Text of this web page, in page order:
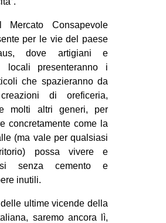
Mercato Consapevole
per le vie del paese
dove artigiani e
locali presenteranno i
che spazieranno da
di oreficeria,
molti altri generi, per
concretamente come la
(ma vale per qualsiasi
possa vivere e
senza cemento e
inutili.
ultime vicende della
saremo ancora lì,